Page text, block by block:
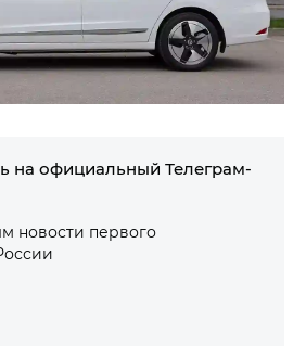
на официальный Телеграм-
новости первого